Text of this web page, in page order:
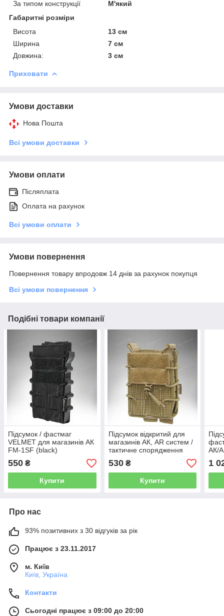
За типом конструкції
М'який
Габаритні розміри
Висота
13 см
Ширина
7 см
Довжина:
3 см
Приховати
Умови доставки
Нова Пошта
Всі умови доставки
Умови оплати
Післяплата
Оплата на рахунок
Всі умови оплати
Умови повернення
Повернення товару впродовж 14 днів за рахунок покупця
Всі умови повернення
Подібні товари компанії
Підсумок / фастмаг
VELMET для магазинів АК
FM-1SF (black)
550 ₴
Купити
Підсумок відкритий для
магазинів АК, AR систем /
тактичне спорядження
VELMET FM-1SF SV
(coyote)
530₴
Купити
АК/
1
Про нас
93% позитивних з 30 відгуків за рік
Працює з 23.11.2017
м. Київ
Київ, Україна
Контакти
Сьогодні працює з 09:00 до 20:00